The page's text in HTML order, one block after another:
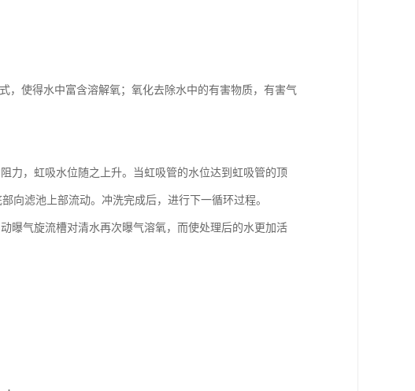
，使得水中富含溶解氧；氧化去除水中的有害物质，有害气
力，虹吸水位随之上升。当虹吸管的水位达到虹吸管的顶
向滤池上部流动。冲洗完成后，进行下一循环过程。
曝气旋流槽对清水再次曝气溶氧，而使处理后的水更加活